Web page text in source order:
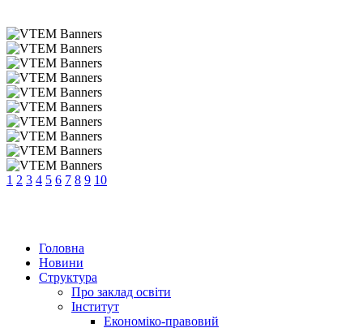
1 2 3 4 5 6 7 8 9 10
Головна
Новини
Структура
Про заклад освіти
Інститут
Економіко-правовий